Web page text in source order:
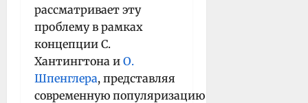
рассматривает эту
проблему в рамках
концепции С.
Хантингтона и О.
Шпенглера, представляя
современную популяризацию